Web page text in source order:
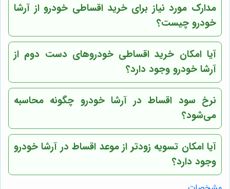
مدارک مورد نیاز برای خرید اقساطی خودرو از آرشا
خودرو چیست؟
آیا امکان خرید اقساطی خودروهای دست دوم از
آرشا خودرو وجود دارد؟
نرخ سود اقساط در آرشا خودرو چگونه محاسبه
می‌شود؟
آیا امکان تسویه زودتر از موعد اقساط در آرشا خودرو
وجود دارد؟